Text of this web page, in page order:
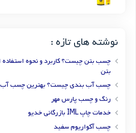
نوشته های تازه :
چسب بتن چیست؟ کاربرد و نحوه
بتن
چسب آب بندی چیست؟ بهترین چسب آب
رنگ و چسب پارس مهر
خدمات چاپ IML بازرگانی خدیو
چسب آکواریوم سفید